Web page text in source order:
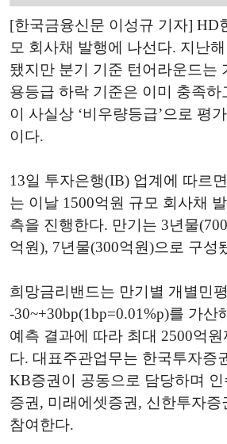
[한국금융신문 이성규 기자] HD
모 회사채 발행에 나선다. 지난
됐지만 분기 기준 턴어라운드는
용등급 하락 기준은 이미 충족하
이 사실상 ‘비우량등급’으로 평
이다.
13일 투자은행(IB) 업계에 따르
는 이날 1500억원 규모 회사채
측을 진행한다. 만기는 3년물
억원), 7년물(300억원)으로 구성
희망금리밴드는 만기별 개별민
-30~+30bp(1bp=0.01%p)를 가산
예측 결과에 따라 최대 2500억
다. 대표주관업무는 한국투자증
KB증권이 공동으로 담당하며
증권, 미래에셋증권, 신한투자증
참여한다.